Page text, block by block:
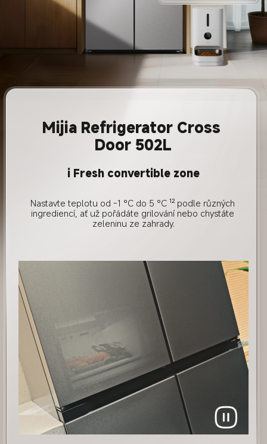
Mijia Refrigerator Cross
Door 502L
i Fresh convertible zone
Nastavte teplotu od -1 °C do 5 °C ¹² podle různých
ingrediencí, ať už pořádáte grilování nebo chystáte
zeleninu ze zahrady.